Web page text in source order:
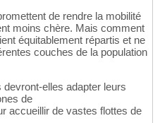
de rendre la mobilité
moins chère. Mais comment
équitablement répartis et ne
couches de la population
elles adapter leurs
de
accueillir de vastes flottes de